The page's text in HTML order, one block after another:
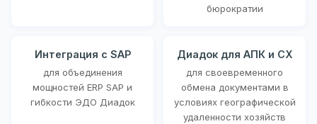
бюрократии
Интеграция с SAP
для объединения
мощностей ERP SAP и
гибкости ЭДО Диадок
Диадок для АПК и СХ
для своевременного
обмена документами в
условиях географической
удаленности хозяйств